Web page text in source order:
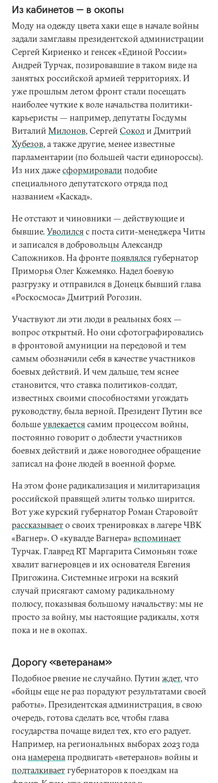
Из кабинетов — в окопы
Моду на одежду цвета хаки еще в начале войны
задали замглавы президентской администрации
Сергей Кириенко и генсек «Единой России»
Андрей Турчак, позировавшие в таком виде на
занятых российской армией территориях. И
уже прошлым летом фронт стали посещать
наиболее чуткие к воле начальства политики-
карьеристы — например, депутаты Госдумы
ВиталийМилонов, СергейСоколи Дмитрий
Хубезов, а также другие, менее известные
парламентарии (по большей части единороссы).
Из них дажесформировалиподобие
специального депутатского отряда под
названием «Каскад».
Не отстают и чиновники — действующие и
бывшие.Уволилсяс поста сити-менеджера Читы
и записался в добровольцы Александр
Сапожников. На фронтепоявлялсягубернатор
Приморья Олег Кожемяко. Надел боевую
разгрузку и отправился в Донецк бывший глава
«Роскосмоса» Дмитрий Рогозин.
Участвуют ли эти люди в реальных боях —
вопрос открытый. Но они сфотографировались
в фронтовой амуниции на передовой и тем
самым обозначили себя в качестве участников
боевых действий. И чем дальше, тем яснее
становится, что ставка политиков-солдат,
известных своими способностями угождать
руководству, была верной. Президент Путин все
большеувлекаетсясамим процессом войны,
постоянно говорит о доблести участников
боевых действий и даже новогоднее обращение
записал на фоне людей в военной форме.
На этом фоне радикализация и милитаризация
российской правящей элиты только ширится.
Вот уже курский губернатор Роман Старовойт
рассказываето своих тренировках в лагере ЧВК
«Вагнер». О «кувалде Вагнера»вспоминает
Турчак. Главред RT Маргарита Симоньян тоже
хвалит вагнеровцев и их основателя Евгения
Пригожина. Системные игроки на всякий
случай присягают самому радикальному
полюсу, показывая большому начальству: мы не
просто за войну, мы настоящие радикалы, хотя
пока и не в окопах.
Дорогу «ветеранам»
Подобное рвение не случайно. Путин ждет, что
«бойцы еще не раз порадуют результатами своей
работы». Президентская администрация, в свою
очередь, готова сделать все, чтобы глава
государства почаще видел тех, кто его радует.
Например, на региональных выборах 2023 года
онанамеренапродвигать «ветеранов» войны и
подталкиваетгубернаторов к поездкам на